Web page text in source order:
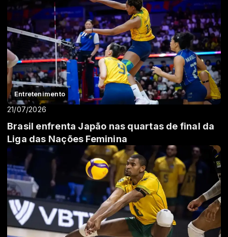
Entretenimento
21/07/2026
Brasil enfrenta Japão nas quartas de final da
Liga das Nações Feminina